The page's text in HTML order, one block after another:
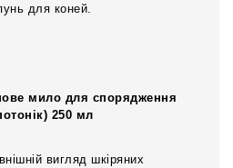
для коней.
мило для спорядження
250 мл
вигляд шкіряних